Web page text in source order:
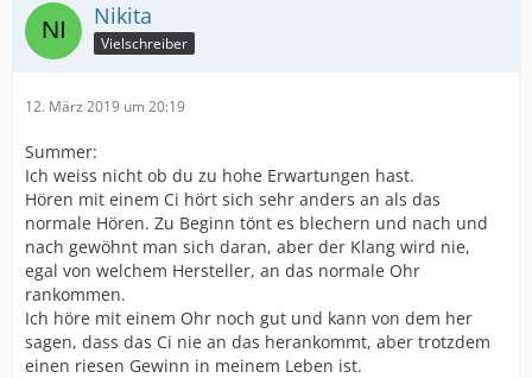
Nikita
Vielschreiber
12. März 2019 um 20:19
Summer:
Ich weiss nicht ob du zu hohe Erwartungen hast.
Hören mit einem Ci hört sich sehr anders an als das
normale Hören. Zu Beginn tönt es blechern und nach und
nach gewöhnt man sich daran, aber der Klang wird nie,
egal von welchem Hersteller, an das normale Ohr
rankommen.
Ich höre mit einem Ohr noch gut und kann von dem her
sagen, dass das Ci nie an das herankommt, aber trotzdem
einen riesen Gewinn in meinem Leben ist.